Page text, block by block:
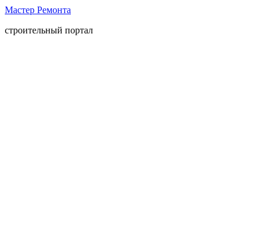
Мастер Ремонта
строительный портал